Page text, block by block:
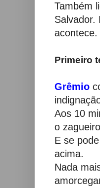
Também
Salvador.
acontece.
Primeiro
Grêmio
Aos 10
o
E se
acima.
Nada